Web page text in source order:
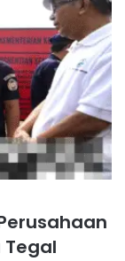
Tegal